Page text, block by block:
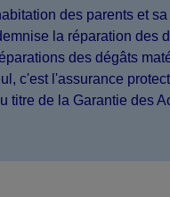
des parents et
la réparation des
des dégâts
c'est l'assurance
titre de la Garantie des